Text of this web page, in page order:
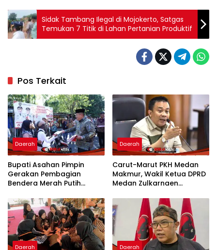
Sidak Tambang Ilegal di Mojokerto, Satgas
Temukan 7 Titik di Lahan Pertanian Produktif
Pos Terkait
Daerah
Bupati Asahan Pimpin
Gerakan Pembagian
Bendera Merah Putih
Kemerdekaan
Daerah
Carut-Marut PKH Medan
Makmur, Wakil Ketua DPRD
Medan Zulkarnaen
Pemko Salurkan Bansos
Daerah Daerah